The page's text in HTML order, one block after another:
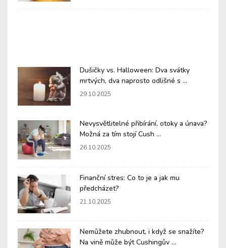
Dušičky vs. Halloween: Dva svátky
mrtvých, dva naprosto odlišné s ...
29.10.2025
Nevysvětlitelné přibírání, otoky a únava?
Možná za tím stojí Cush ...
26.10.2025
Finanční stres: Co to je a jak mu
předcházet?
21.10.2025
Nemůžete zhubnout, i když se snažíte?
Na vině může být Cushingův ...